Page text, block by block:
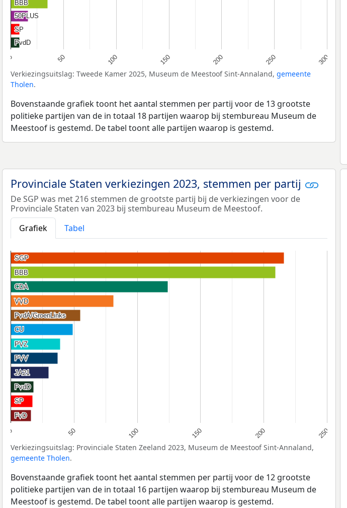
0 50 100 150 200 250 300
BBB
BBB
50PLUS
50PLUS
SP
SP
PvdD
PvdD
Verkiezingsuitslag: Tweede Kamer 2025, Museum de Meestoof Sint-Annaland, gemeente
Tholen.
Bovenstaande grafiek toont het aantal stemmen per partij voor de 13 grootste
politieke partijen van de in totaal 18 partijen waarop bij stembureau Museum de
Meestoof is gestemd. De tabel toont alle partijen waarop is gestemd.
Provinciale Staten verkiezingen 2023, stemmen per partij
De SGP was met 216 stemmen de grootste partij bij de verkiezingen voor de
Provinciale Staten van 2023 bij stembureau Museum de Meestoof.
Grafiek
Tabel
0 50 100 150 200 250
SGP
SGP
BBB
BBB
CDA
CDA
VVD
VVD
PvdA/GroenLinks
PvdA/GroenLinks
CU
CU
PVZ
PVZ
PVV
PVV
JA21
JA21
PvdD
PvdD
SP
SP
FvD
FvD
Verkiezingsuitslag: Provinciale Staten Zeeland 2023, Museum de Meestoof Sint-Annaland,
gemeente Tholen.
Bovenstaande grafiek toont het aantal stemmen per partij voor de 12 grootste
politieke partijen van de in totaal 16 partijen waarop bij stembureau Museum de
Meestoof is gestemd. De tabel toont alle partijen waarop is gestemd.